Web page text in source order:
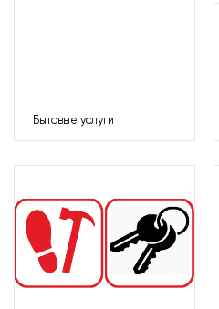
Ремонт и пошив
Ремонт электроники и
Зоотовары
Косметика/Бытовая химия
Бытовые услуги